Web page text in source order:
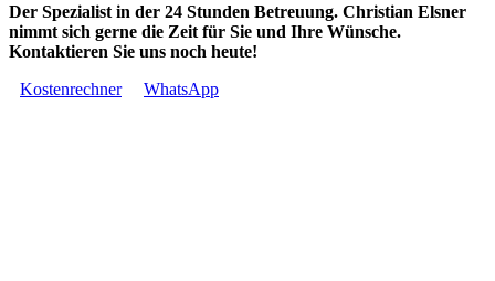
Der Spezialist in der 24 Stunden Betreuung. Christian Elsner
nimmt sich gerne die Zeit für Sie und Ihre Wünsche.
Kontaktieren Sie uns noch heute!
Kostenrechner
WhatsApp